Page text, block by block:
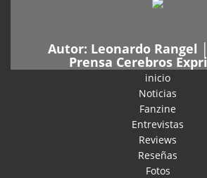
Autor: Leonardo Rangel
Prensa Cerebros
inicio
Noticias
Fanzine
Entrevistas
Reviews
Reseñas
Fotos